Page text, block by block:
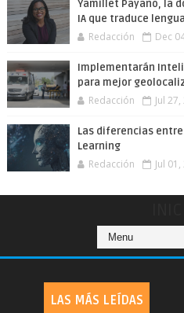
Yamillet Payano, la
IA que traduce
Redacción Dec
Implementarán
para mejor
Redacción Jul
Las diferencias
Learning
Redacción Jul
LAS MÁS LEÍDAS